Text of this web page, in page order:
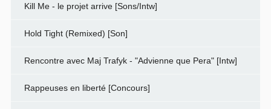
Kill Me - le projet arrive [Sons/Intw]
Hold Tight (Remixed) [Son]
Rencontre avec Maj Trafyk - "Advienne que Pera" [Intw]
Rappeuses en liberté [Concours]